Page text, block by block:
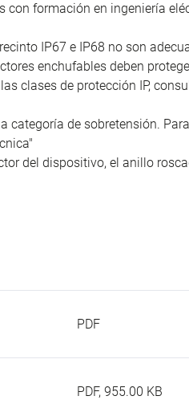
con formación en ingeniería
IP67 e IP68 no son
enchufables deben
clases de protección IP,
categoría de sobretensión.
del dispositivo, el anillo
PDF
PDF, 955.00 KB